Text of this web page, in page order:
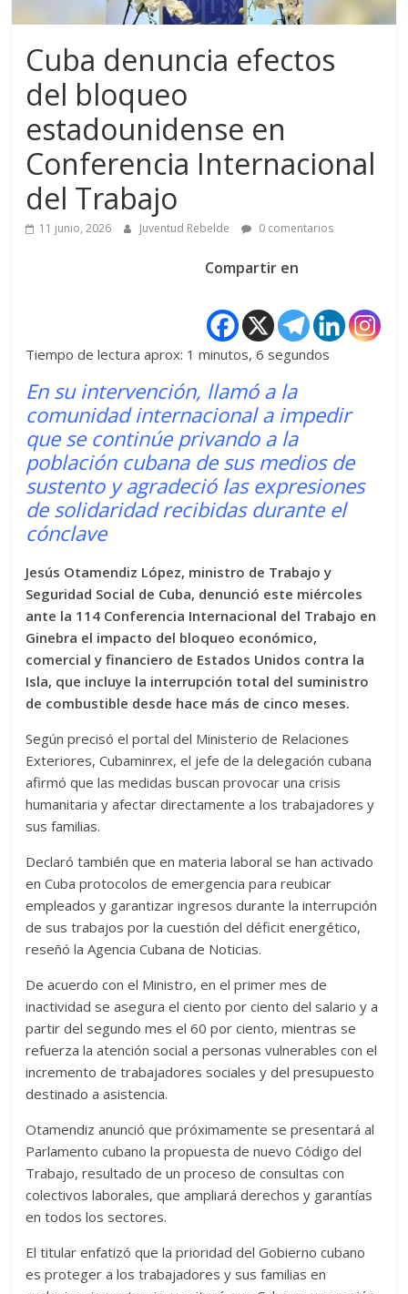
Cuba denuncia efectos
del bloqueo
estadounidense en
Conferencia Internacional
del Trabajo
11 junio, 2026 Juventud Rebelde 0 comentarios
Compartir en
Tiempo de lectura aprox: 1 minutos, 6 segundos
En su intervención, llamó a la
comunidad internacional a impedir
que se continúe privando a la
población cubana de sus medios de
sustento y agradeció las expresiones
de solidaridad recibidas durante el
cónclave
Jesús Otamendiz López, ministro de Trabajo y
Seguridad Social de Cuba, denunció este miércoles
ante la 114 Conferencia Internacional del Trabajo en
Ginebra el impacto del bloqueo económico,
comercial y financiero de Estados Unidos contra la
Isla, que incluye la interrupción total del suministro
de combustible desde hace más de cinco meses.
Según precisó el portal del Ministerio de Relaciones
Exteriores, Cubaminrex, el jefe de la delegación cubana
afirmó que las medidas buscan provocar una crisis
humanitaria y afectar directamente a los trabajadores y
sus familias.
Declaró también que en materia laboral se han activado
en Cuba protocolos de emergencia para reubicar
empleados y garantizar ingresos durante la interrupción
de sus trabajos por la cuestión del déficit energético,
reseñó la Agencia Cubana de Noticias.
De acuerdo con el Ministro, en el primer mes de
inactividad se asegura el ciento por ciento del salario y a
partir del segundo mes el 60 por ciento, mientras se
refuerza la atención social a personas vulnerables con el
incremento de trabajadores sociales y del presupuesto
destinado a asistencia.
Otamendiz anunció que próximamente se presentará al
Parlamento cubano la propuesta de nuevo Código del
Trabajo, resultado de un proceso de consultas con
colectivos laborales, que ampliará derechos y garantías
en todos los sectores.
El titular enfatizó que la prioridad del Gobierno cubano
es proteger a los trabajadores y sus familias en